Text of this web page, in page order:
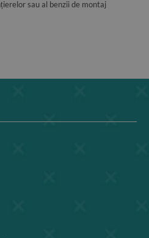
sau al benzii de montaj